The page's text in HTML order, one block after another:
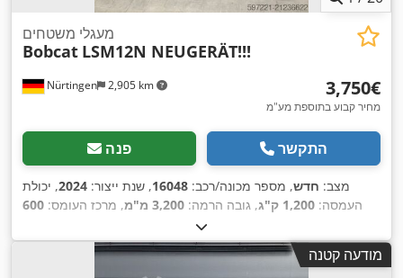
Nürtingen 2,905 km
מעגלי משטחים
Bobcat LSM12N NEUGERÄT!!!
‏3,750 ‏€
מחיר קבוע בתוספת מע"מ
פנה התקשר
מצב: חדש, מספר מכונה/רכב: 16048, שנת ייצור: 2024, יכולת
העמסה: 1,200 ק"ג , גובה הרמה: 3,200 מ"מ , מרכז העומס: 600
, סוג תורן:
מ"מ, מתח סוללה: 24 V , אורך המזלג:1,150 מ"מ , משקל כולל:576
מודעה קטנה